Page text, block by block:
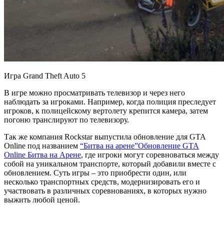
Игра Grand Theft Auto 5
В игре можно просматривать телевизор и через него
наблюдать за игроками. Например, когда полиция преследует
игроков, к полицейскому вертолету крепится камера, затем
погоню транслируют по телевизору.
Так же компания Rockstar выпустила обновление для GTA
Online под названием “Битва на арене”Обновление GTA
Online Битва на Арене, где игроки могут соревноваться между
собой на уникальном транспорте, который добавили вместе с
обновлением. Суть игры – это приобрести один, или
несколько транспортных средств, модернизировать его и
участвовать в различных соревнованиях, в которых нужно
выжить любой ценой.